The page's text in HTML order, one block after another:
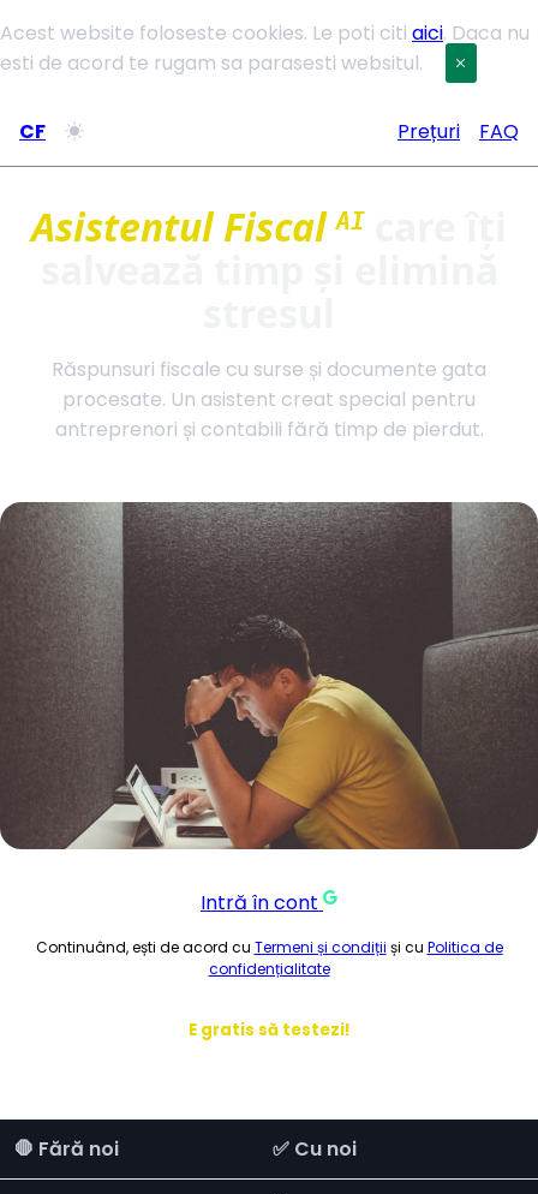
Acest website foloseste cookies. Le poti citi aici. Daca nu
esti de acord te rugam sa parasesti websitul.
CF Prețuri FAQ
Asistentul FiscalAI
Răspunsuri fiscale cu surse și documente gata
procesate. Un asistent creat special pentru
antreprenori și contabili fără timp de pierdut.
Intră în cont
Continuând, ești de acord cu Termeni și condiții și cu Politica de
confidențialitate
E gratis să testezi!
🛑 Fără noi ✅ Cu noi